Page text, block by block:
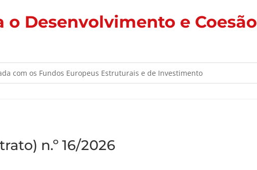
o Desenvolvimento e Coesão
n.º 16/2026